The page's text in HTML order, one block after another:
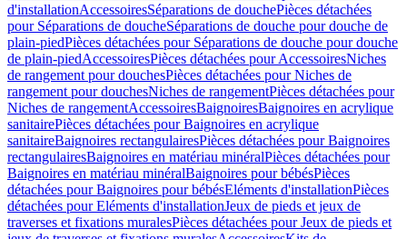
d'installationAccessoiresSéparations de douchePièces détachées
pour Séparations de doucheSéparations de douche pour douche de
plain-piedPièces détachées pour Séparations de douche pour douche
de plain-piedAccessoiresPièces détachées pour AccessoiresNiches
de rangement pour douchesPièces détachées pour Niches de
rangement pour douchesNiches de rangementPièces détachées pour
Niches de rangementAccessoiresBaignoiresBaignoires en acrylique
sanitairePièces détachées pour Baignoires en acrylique
sanitaireBaignoires rectangulairesPièces détachées pour Baignoires
rectangulairesBaignoires en matériau minéralPièces détachées pour
Baignoires en matériau minéralBaignoires pour bébésPièces
détachées pour Baignoires pour bébésEléments d'installationPièces
détachées pour Eléments d'installationJeux de pieds et jeux de
traverses et fixations muralesPièces détachées pour Jeux de pieds et